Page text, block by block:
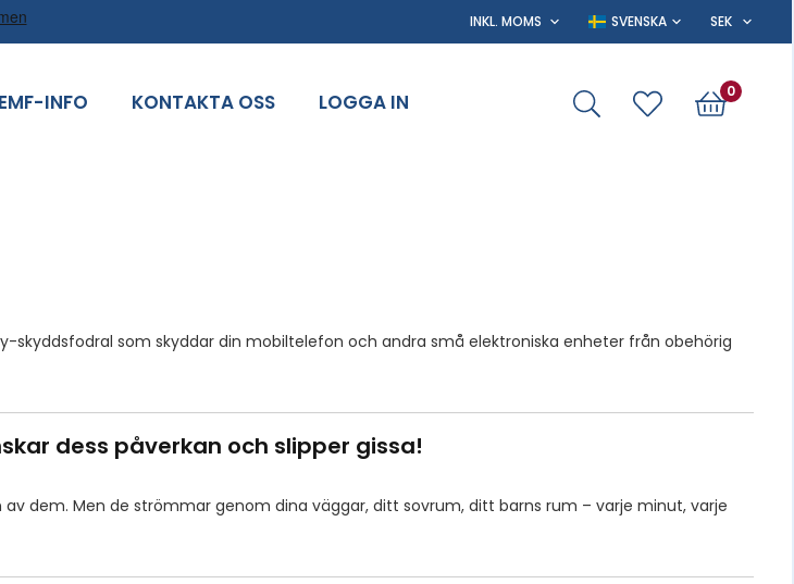
EMF-INFO KONTAKTA OSS LOGGA IN 0
skyddsfodral som skyddar din mobiltelefon och andra små elektroniska enheter från obehörig
dess påverkan och slipper gissa!
dem. Men de strömmar genom dina väggar, ditt sovrum, ditt barns rum – varje minut, varje